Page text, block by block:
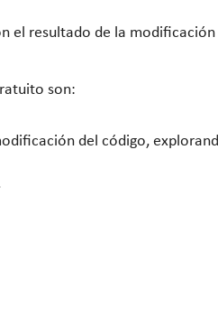
el resultado de la
son:
del código,